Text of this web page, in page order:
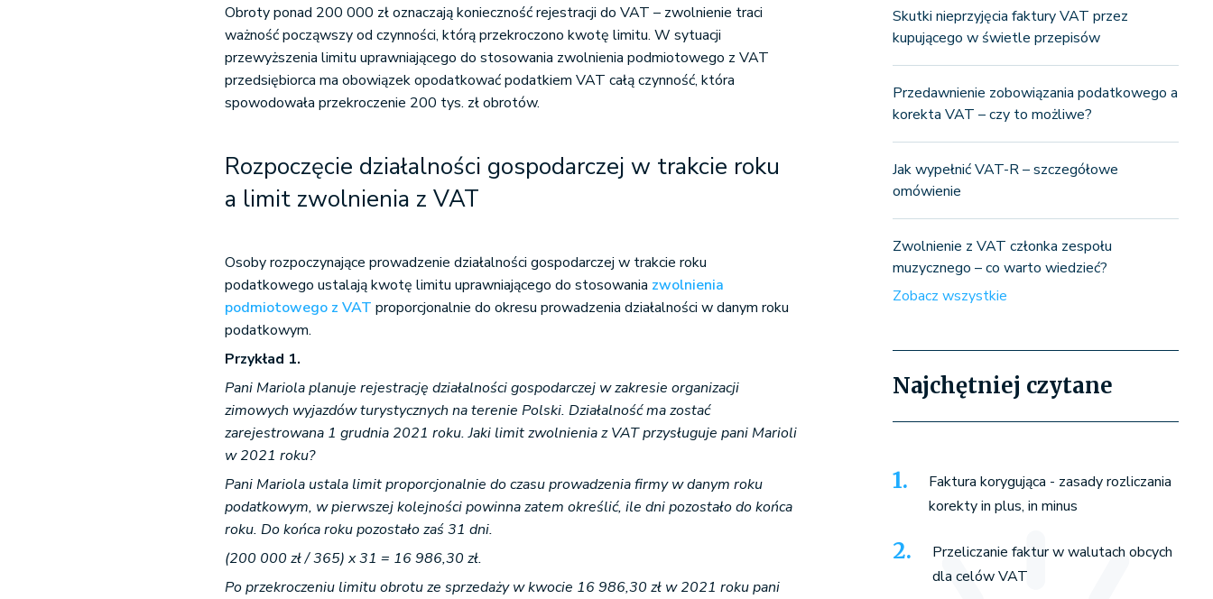
Obroty ponad 200 000 zł oznaczają konieczność rejestracji do VAT – zwolnienie traci
ważność począwszy od czynności, którą przekroczono kwotę limitu. W sytuacji
przewyższenia limitu uprawniającego do stosowania zwolnienia podmiotowego z VAT
przedsiębiorca ma obowiązek opodatkować podatkiem VAT całą czynność, która
spowodowała przekroczenie 200 tys. zł obrotów.
Rozpoczęcie działalności gospodarczej w trakcie roku
a limit zwolnienia z VAT
Osoby rozpoczynające prowadzenie działalności gospodarczej w trakcie roku
podatkowego ustalają kwotę limitu uprawniającego do stosowania zwolnienia
podmiotowego z VAT proporcjonalnie do okresu prowadzenia działalności w danym roku
podatkowym.
Przykład 1.
Pani Mariola planuje rejestrację działalności gospodarczej w zakresie organizacji
zimowych wyjazdów turystycznych na terenie Polski. Działalność ma zostać
zarejestrowana 1 grudnia 2021 roku. Jaki limit zwolnienia z VAT przysługuje pani Marioli
w 2021 roku?
Pani Mariola ustala limit proporcjonalnie do czasu prowadzenia firmy w danym roku
podatkowym, w pierwszej kolejności powinna zatem określić, ile dni pozostało do końca
roku. Do końca roku pozostało zaś 31 dni.
(200 000 zł / 365) x 31 = 16 986,30 zł.
Po przekroczeniu limitu obrotu ze sprzedaży w kwocie 16 986,30 zł w 2021 roku pani
Skutki nieprzyjęcia faktury VAT przez
kupującego w świetle przepisów
Przedawnienie zobowiązania podatkowego a
korekta VAT – czy to możliwe?
Jak wypełnić VAT-R – szczegółowe
omówienie
Zwolnienie z VAT członka zespołu
muzycznego – co warto wiedzieć?
Zobacz wszystkie
Najchętniej czytane
Faktura korygująca - zasady rozliczania
korekty in plus, in minus
Przeliczanie faktur w walutach obcych
dla celów VAT